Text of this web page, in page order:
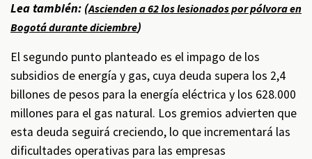
Lea también: (Ascienden a 62 los lesionados por pólvora en
Bogotá durante diciembre)
El segundo punto planteado es el impago de los
subsidios de energía y gas, cuya deuda supera los 2,4
billones de pesos para la energía eléctrica y los 628.000
millones para el gas natural. Los gremios advierten que
esta deuda seguirá creciendo, lo que incrementará las
dificultades operativas para las empresas